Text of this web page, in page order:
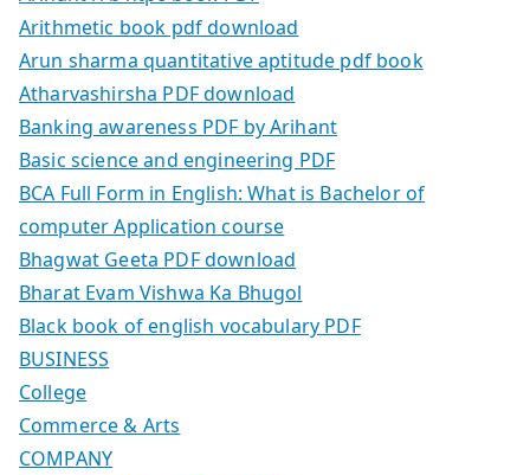
Arithmetic book pdf download
Arun sharma quantitative aptitude pdf book
Atharvashirsha PDF download
Banking awareness PDF by Arihant
Basic science and engineering PDF
BCA Full Form in English: What is Bachelor of
computer Application course
Bhagwat Geeta PDF download
Bharat Evam Vishwa Ka Bhugol
Black book of english vocabulary PDF
BUSINESS
College
Commerce & Arts
COMPANY